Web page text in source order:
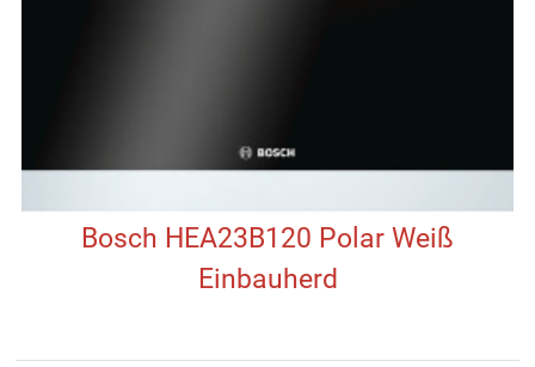
Bosch HEA23B120 Polar Weiß
Einbauherd